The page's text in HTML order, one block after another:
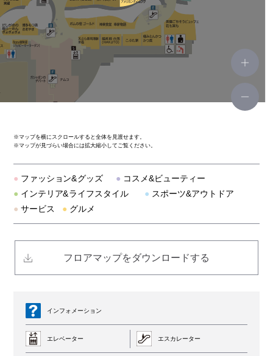
築地食堂 源ちゃん
しのぶ庵
こなな
8ppy麻辣湯（ハッピーマーラータン）
ナムコ
※マップを横にスクロールすると全体を見渡せます。
※マップが見づらい場合には拡大縮小してご覧ください。
● ファッション&グッズ ● コスメ&ビューティー
● インテリア&ライフスタイル ● スポーツ&アウトドア
● サービス ● グルメ
フロアマップをダウンロードする
インフォメーション
エレベーター エスカレーター